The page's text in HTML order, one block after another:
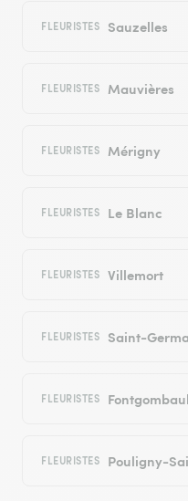
FLEURISTES Sauzelles
FLEURISTES Mauvières
FLEURISTES Mérigny
FLEURISTES Le Blanc
FLEURISTES Villemort
FLEURISTES Saint-
FLEURISTES
FLEURISTES Pouligny-